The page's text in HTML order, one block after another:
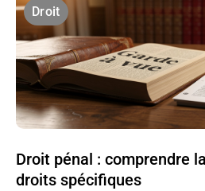
Droit
Droit pénal : comprendre
droits spécifiques